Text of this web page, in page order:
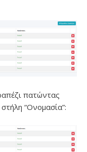
πατώντας
“Ονομασία”: